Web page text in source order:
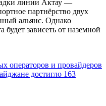
линии Актау —
партнёрство двух
альянс. Однако
будет зависеть от наземной